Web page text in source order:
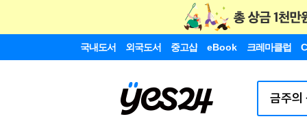
국내도서 외국도서 중고샵 eBook 크레마클럽